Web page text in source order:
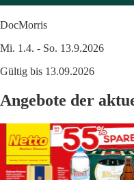
DocMorris
Mi. 1.4. - So. 13.9.2026
Gültig bis 13.09.2026
Angebote der